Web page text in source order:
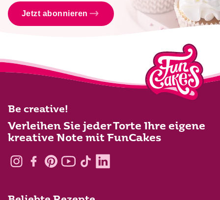
Jetzt abonnieren
Be creative!
Verleihen Sie jeder Torte Ihre eigene
kreative Note mit FunCakes